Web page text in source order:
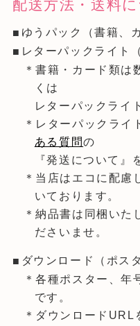
配送方法・送料
ゆうパック（書籍、
レターパックライト
＊書籍・カード類は
くは
レターパックライ
＊レターパックライ
ある質問の
『発送について』
＊当店はエコに配慮
いております。
＊納品書は同梱いた
ださいませ。
ダウンロード（ポス
＊各種ポスター、年
です。
＊ダウンロードURL